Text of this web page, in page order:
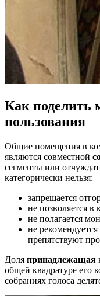
Как поделить
пользования
Общие помещения в
являются совместной
сегменты или
категорически нельзя:
запрещается
не позволяется
не полагается
не
препятствуют
Доля принадлежащая
общей квадратуре его
собраниях голоса